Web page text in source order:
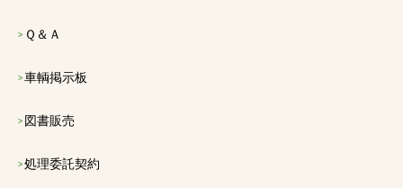
Ｑ＆Ａ
車輌掲示板
図書販売
処理委託契約